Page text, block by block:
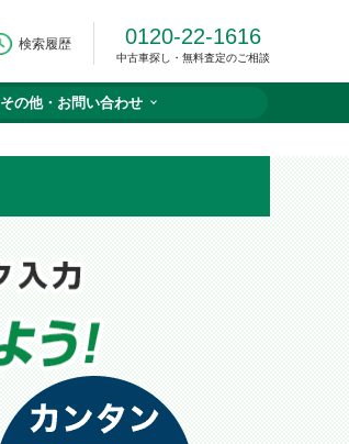
検索履歴 0120-22-1616
中古車探し・無料査定のご相談
その他・ お問い合わせ